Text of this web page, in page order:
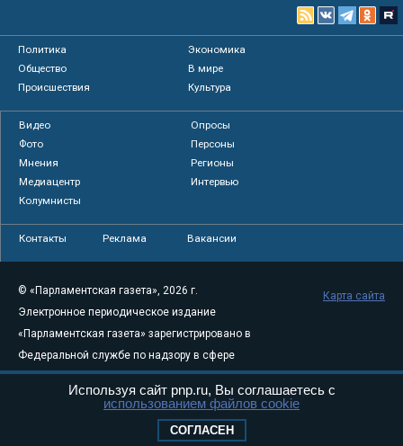
Политика
Экономика
Общество
В мире
Происшествия
Культура
Видео
Опросы
Фото
Персоны
Мнения
Регионы
Медиацентр
Интервью
Колумнисты
Контакты Реклама Вакансии
© «Парламентская газета», 2026 г.
Электронное периодическое издание
«Парламентская газета» зарегистрировано в
Федеральной службе по надзору в сфере
связи, информационных технологий и
массовых коммуникаций (Роскомнадзор) 05
Свидетельство о регистрации Эл № ФС77-
Карта сайта
Используя сайт pnp.ru, Вы соглашаетесь с
использованием файлов cookie
СОГЛАСЕН